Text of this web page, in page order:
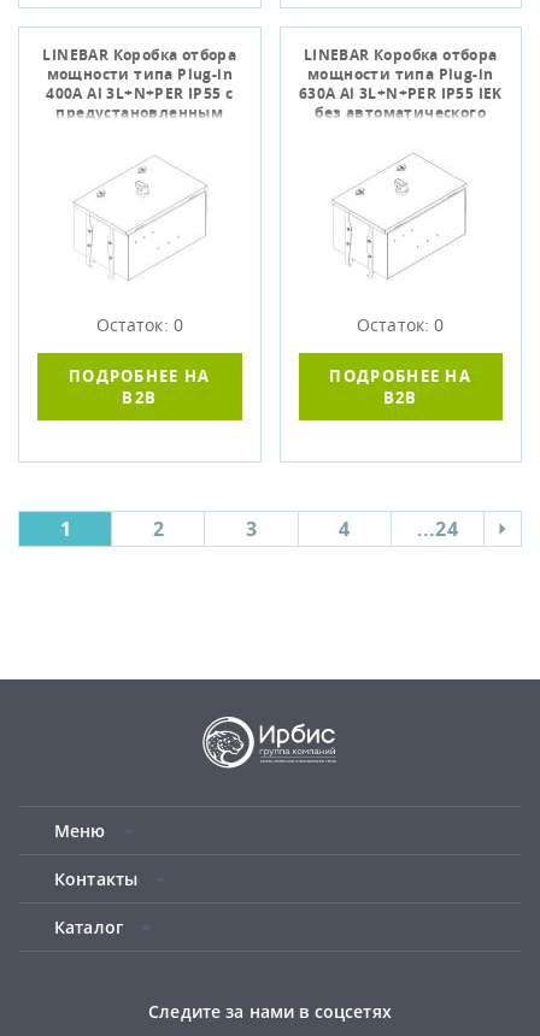
LINEBAR Коробка отбора
мощности типа Plug-in
400А Al 3L+N+PER IP55 с
предустановленным
Остаток: 0
ПОДРОБНЕЕ НА
B2B
LINEBAR Коробка отбора
мощности типа Plug-in
630А Al 3L+N+PER IP55 IEK
без автоматического
Остаток: 0
ПОДРОБНЕЕ НА
B2B
1 2 3 4 ...24
Меню
Контакты
Каталог
Следите за нами в соцсетях